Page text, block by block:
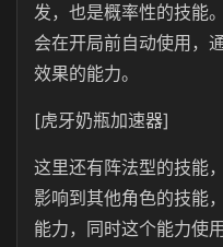
发，也是概率性的技能
会在开局前自动使用，
效果的能力。
[虎牙奶瓶加速器]
这里还有阵法型的技能
影响到其他角色的技能
能力，同时这个能力使